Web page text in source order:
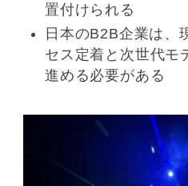
置付けられる
日本のB2B企業は、
セス定着と次世代モ
進める必要がある